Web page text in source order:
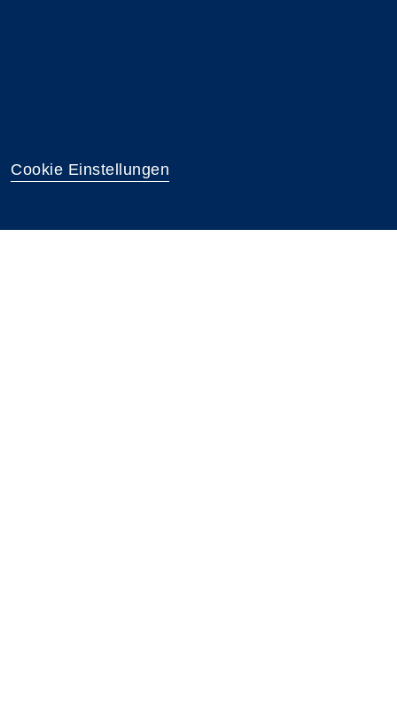
Cookie Einstellungen